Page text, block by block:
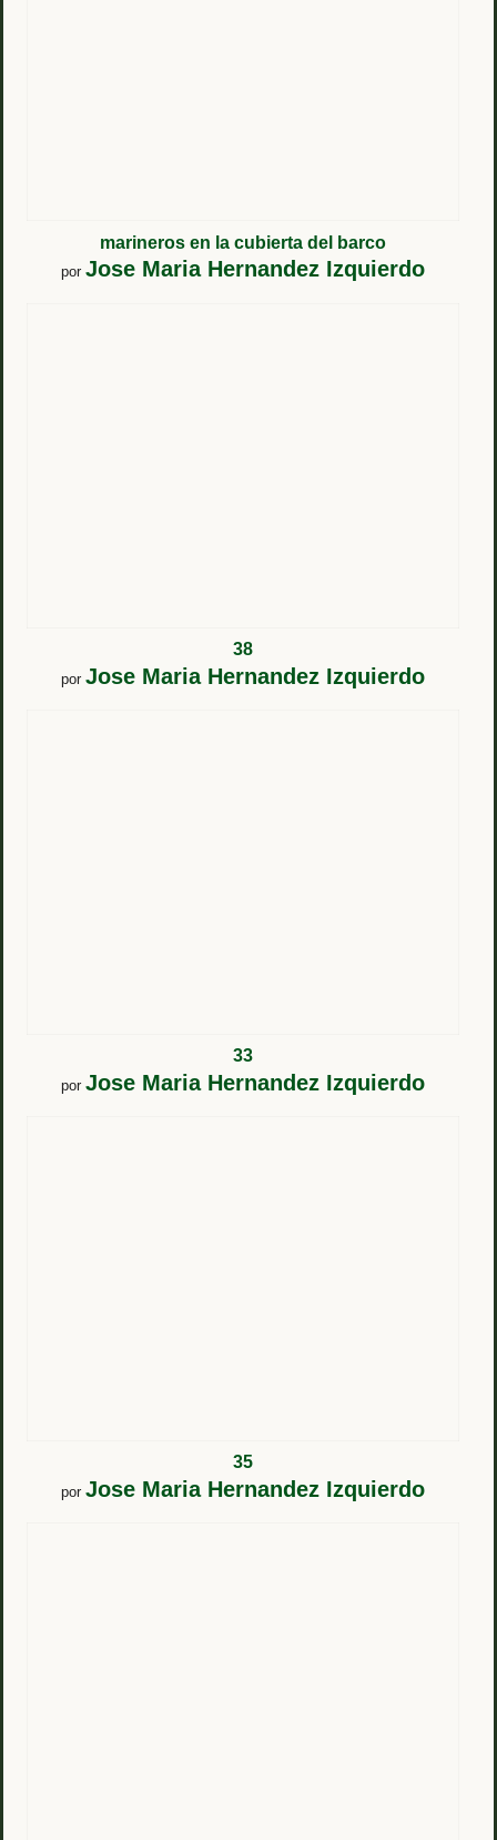
marineros en la cubierta del barco
por Jose Maria Hernandez Izquierdo
38
por Jose Maria Hernandez Izquierdo
33
por Jose Maria Hernandez Izquierdo
35
por Jose Maria Hernandez Izquierdo